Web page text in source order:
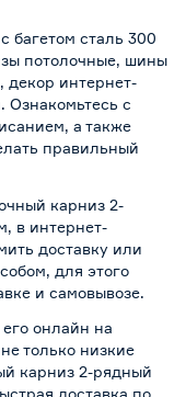
багетом сталь 300
потолочные, шины
декор интернет-
Ознакомьтесь с
а также
правильный
карниз 2-
в интернет-
доставку или
для этого
и самовывозе.
онлайн на
только низкие
карниз 2-рядный
доставка по